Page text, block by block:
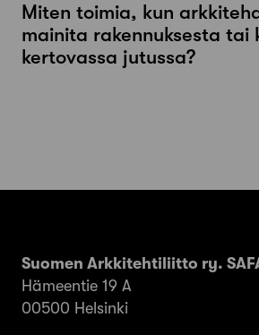
Miten toimia, kun
mainita rakennuksesta tai
kertovassa jutussa?
Suomen Arkkitehtiliitto ry.
Hämeentie 19 A
00500 Helsinki